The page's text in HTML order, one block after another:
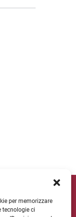
per memorizzare
tecnologie ci